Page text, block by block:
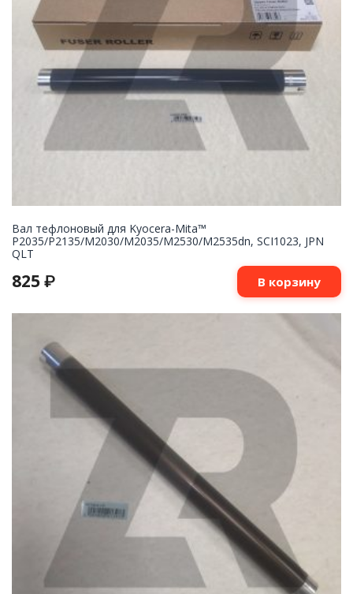
Вал тефлоновый для Kyocera-Mita™
P2035/P2135/M2030/M2035/M2530/M2535dn, SCI1023, JPN
QLT
825 ₽ В корзину